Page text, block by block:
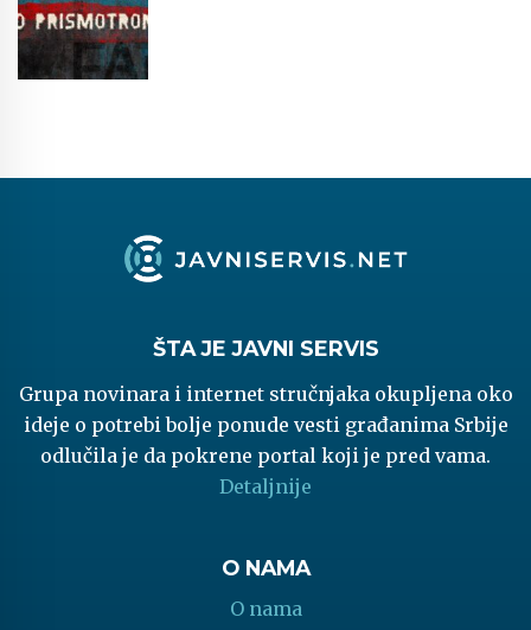
ŠTA JE JAVNI SERVIS
Grupa novinara i internet stručnjaka okupljena oko
ideje o potrebi bolje ponude vesti građanima Srbije
odlučila je da pokrene portal koji je pred vama.
Detaljnije
O NAMA
O nama